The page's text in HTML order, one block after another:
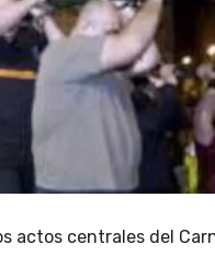
actos centrales del